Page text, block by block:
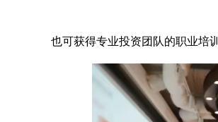
也可获得专业投资团队的职业培训